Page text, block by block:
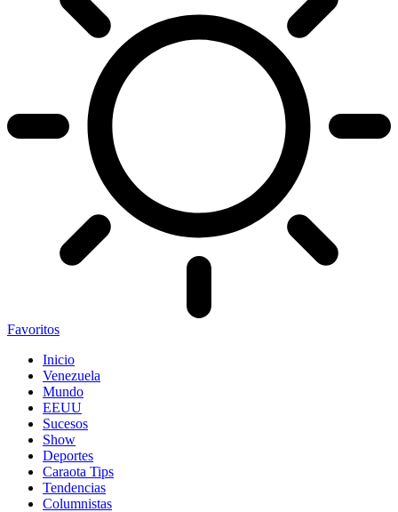
Favoritos
Inicio
Venezuela
Mundo
EEUU
Sucesos
Show
Deportes
Caraota Tips
Tendencias
Columnistas